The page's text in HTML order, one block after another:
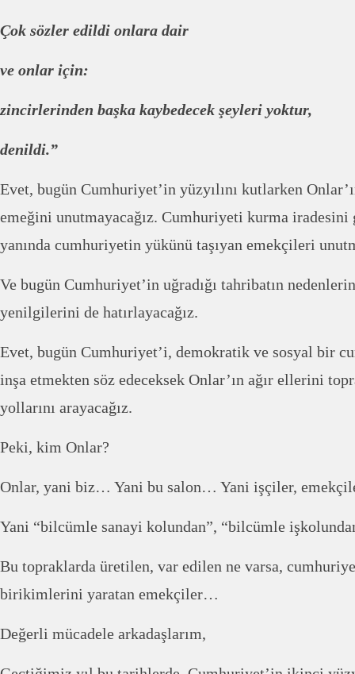
Çok sözler edildi onlara dair
ve onlar için:
zincirlerinden başka kaybedecek şeyleri yoktur,
denildi.”
Evet, bugün Cumhuriyet’in yüzyılını kutlarken
emeğini unutmayacağız. Cumhuriyeti kurma iradesini
yanında cumhuriyetin yükünü taşıyan emekçileri
Ve bugün Cumhuriyet’in uğradığı tahribatın
yenilgilerini de hatırlayacağız.
Evet, bugün Cumhuriyet’i, demokratik ve sosyal bir
inşa etmekten söz edeceksek Onlar’ın ağır ellerini
yollarını arayacağız.
Peki, kim Onlar?
Onlar, yani biz… Yani bu salon… Yani işçiler,
Yani “bilcümle sanayi kolundan”, “bilcümle
Bu topraklarda üretilen, var edilen ne varsa,
birikimlerini yaratan emekçiler…
Değerli mücadele arkadaşlarım,